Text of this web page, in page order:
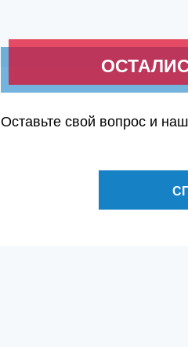
Оставьте свой вопрос и